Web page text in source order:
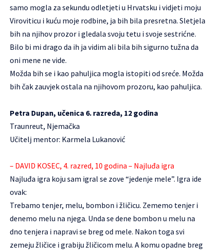
samo mogla za sekundu odletjeti u Hrvatsku i vidjeti moju
Viroviticu i kuću moje rodbine, ja bih bila presretna. Sletjela
bih na njihov prozor i gledala svoju tetu i svoje sestrićne.
Bilo bi mi drago da ih ja vidim ali bila bih sigurno tužna da
oni mene ne vide.
Možda bih se i kao pahuljica mogla istopiti od sreće. Možda
bih čak zauvjek ostala na njihovom prozoru, kao pahuljica.
Petra Dupan, učenica 6. razreda, 12 godina
Traunreut, Njemačka
Učitelj mentor: Karmela Lukanović
– DAVID KOSEC, 4. razred, 10 godina – Najluđa igra
Najluđa igra koju sam igral se zove “jedenje mele”. Igra ide
ovak:
Trebamo tenjer, melu, bombon i žličicu. Zememo tenjer i
denemo melu na njega. Unda se dene bombon u melu na
dno tenjera i napravi se breg od mele. Nakon toga svi
zemeju žličice i grabiju žličicom melu. A komu opadne breg